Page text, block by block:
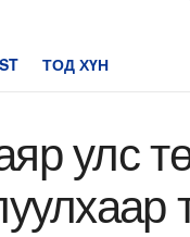
ТОД ХҮН
улс